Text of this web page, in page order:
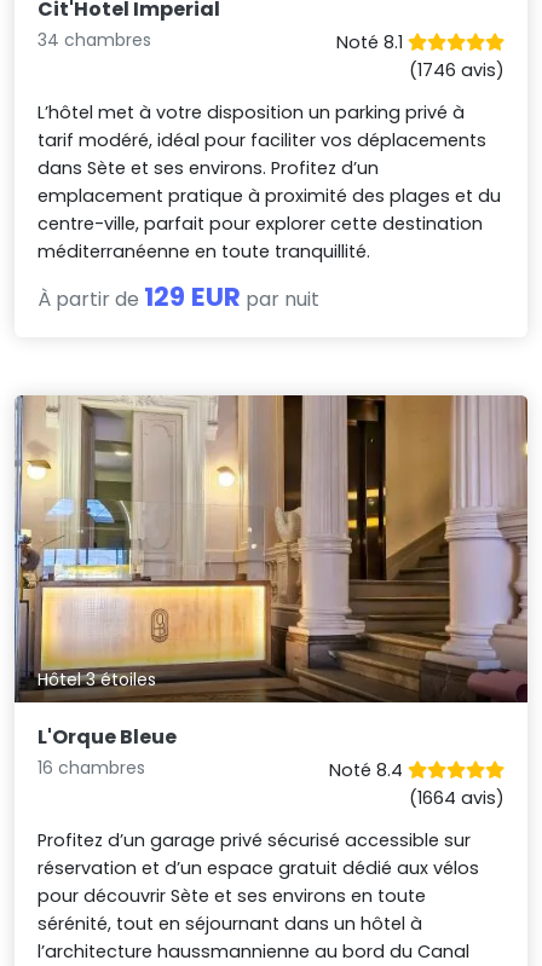
Cit'Hotel Imperial
34 chambres
Noté 8.1
(1746 avis)
L’hôtel met à votre disposition un parking privé à
tarif modéré, idéal pour faciliter vos déplacements
dans Sète et ses environs. Profitez d’un
emplacement pratique à proximité des plages et du
centre-ville, parfait pour explorer cette destination
méditerranéenne en toute tranquillité.
À partir de 129 EUR par nuit
Hôtel 3 étoiles
L'Orque Bleue
16 chambres
Noté 8.4
(1664 avis)
Profitez d’un garage privé sécurisé accessible sur
réservation et d’un espace gratuit dédié aux vélos
pour découvrir Sète et ses environs en toute
sérénité, tout en séjournant dans un hôtel à
l’architecture haussmannienne au bord du Canal